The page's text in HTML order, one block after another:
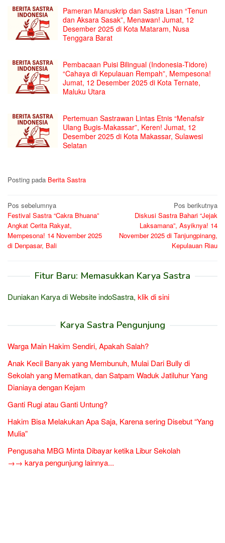
Pameran Manuskrip dan Sastra Lisan “Tenun
dan Aksara Sasak”, Menawan! Jumat, 12
Desember 2025 di Kota Mataram, Nusa
Tenggara Barat
Pembacaan Puisi Bilingual (Indonesia-Tidore)
“Cahaya di Kepulauan Rempah”, Mempesona!
Jumat, 12 Desember 2025 di Kota Ternate,
Maluku Utara
Pertemuan Sastrawan Lintas Etnis “Menafsir
Ulang Bugis-Makassar”, Keren! Jumat, 12
Desember 2025 di Kota Makassar, Sulawesi
Selatan
Posting pada Berita Sastra
Navigasi
pos
Pos sebelumnya
Festival Sastra “Cakra Bhuana”
Angkat Cerita Rakyat,
Mempesona! 14 November 2025
di Denpasar, Bali
Pos berikutnya
Diskusi Sastra Bahari “Jejak
Laksamana”, Asyiknya! 14
November 2025 di Tanjungpinang,
Kepulauan Riau
Fitur Baru: Memasukkan Karya Sastra
Duniakan Karya di Website indoSastra, klik di sini
Karya Sastra Pengunjung
Warga Main Hakim Sendiri, Apakah Salah?
Anak Kecil Banyak yang Membunuh, Mulai Dari Bully di
Sekolah yang Mematikan, dan Satpam Waduk Jatiluhur Yang
Dianiaya dengan Kejam
Ganti Rugi atau Ganti Untung?
Hakim Bisa Melakukan Apa Saja, Karena sering Disebut “Yang
Mulia”
Pengusaha MBG Minta Dibayar ketika Libur Sekolah
→→ karya pengunjung lainnya...